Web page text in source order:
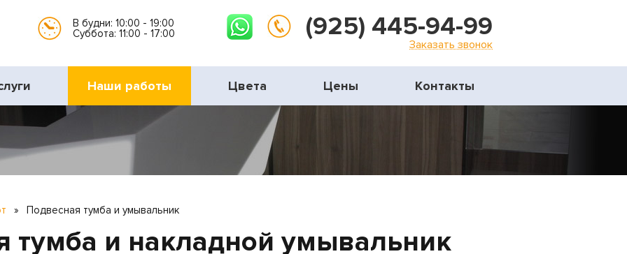
В будни: 10:00 - 19:00
Суббота: 11:00 - 17:00
(925) 445-94-99
Заказать звонок
Наши работы Цвета Цены Контакты
» Подвесная тумба и умывальник
тумба и накладной умывальник